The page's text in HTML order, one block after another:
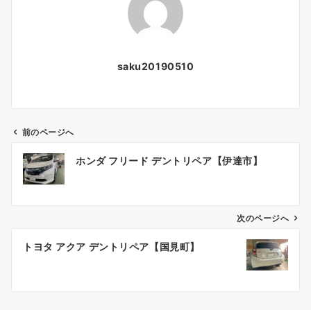
saku20190510
ビ
ン
前のページへ
ホンダ フリード デントリペア【伊達市】
次のページへ
トヨタ アクア デントリペア【国見町】